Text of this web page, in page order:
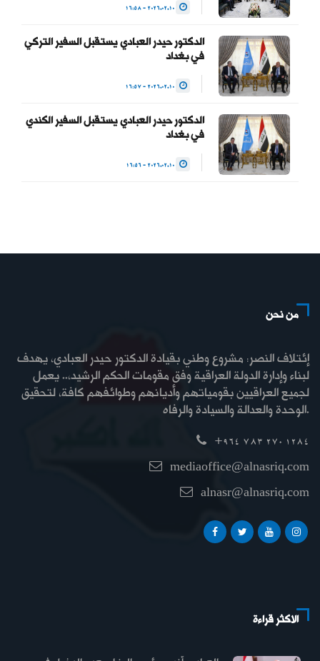
الدكتور حيدر العبادي يستقبل السفير التركي
في بغداد
الدكتور حيدر العبادي يستقبل السفير الكندي
في بغداد
من نحن
إئتلاف النصر: مشروع وطني بقيادة الدكتور حيدر العبادي، يهدف
لبناء وإدارة الدولة العراقية وفق مقومات الحكم الرشيد،.. يعمل
لجميع العراقيين بقومياتهم وأديانهم وطوائفهم كافة، لتحقيق
الوحدة والعدالة والسيادة والرفاه.
+964 783 270 1284
mediaoffice@alnasriq.com
alnasr@alnasriq.com
الاكثر قراءة